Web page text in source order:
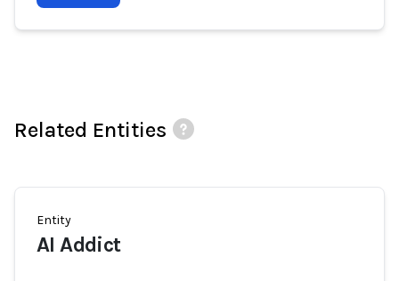
Related Entities
Entity
AI Addict